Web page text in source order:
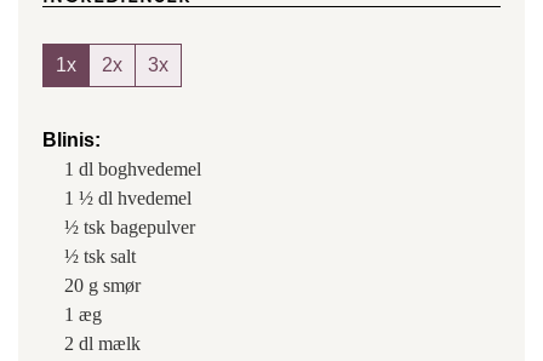
1x 2x 3x
Blinis:
1 dl boghvedemel
1 ½ dl hvedemel
½ tsk bagepulver
½ tsk salt
20 g smør
1 æg
2 dl mælk